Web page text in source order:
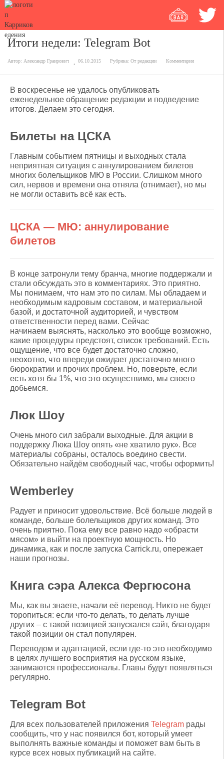
Итоги недели: Telegram Bot
Автор: Александр Граирович 06.10.2015 Рубрика: От редакции Комментарии
В воскресенье не удалось опубликовать
еженедельное обращение редакции и подведение
итогов. Делаем это сегодня.
Билеты на ЦСКА
Главным событием пятницы и выходных стала
неприятная ситуация с аннулированием билетов
многих болельщиков МЮ в России. Слишком много
сил, нервов и времени она отняла (отнимает), но мы
не могли оставить всё как есть.
ЦСКА — МЮ: аннулирование
билетов
В конце затронули тему бранча, многие поддержали и
стали обсуждать это в комментариях. Это приятно.
Мы понимаем, что нам это по силам. Мы обладаем и
необходимым кадровым составом, и материальной
базой, и достаточной аудиторией, и чувством
ответственности перед вами. Сейчас
начинаем выяснять, насколько это вообще возможно,
какие процедуры предстоят, список требований. Есть
ощущение, что все будет достаточно сложно,
неохотно, что впереди ожидает достаточно много
бюрократии и прочих проблем. Но, поверьте, если
есть хотя бы 1%, что это осуществимо, мы своего
добьемся.
Люк Шоу
Очень много сил забрали выходные. Для акции в
поддержку Люка Шоу опять «не хватило рук». Все
материалы собраны, осталось воедино свести.
Обязательно найдём свободный час, чтобы оформить!
Wemberley
Радует и приносит удовольствие. Всё больше людей в
команде, больше болельщиков других команд. Это
очень приятно. Пока ему все равно надо «обрасти
мясом» и выйти на проектную мощность. Но
динамика, как и после запуска Carrick.ru, опережает
наши прогнозы.
Книга сэра Алекса Фергюсона
Мы, как вы знаете, начали её перевод. Никто не будет
торопиться: если что-то делать, то делать лучше
других – с такой позицией запускался сайт, благодаря
такой позиции он стал популярен.
Переводом и адаптацией, если где-то это необходимо
в целях лучшего восприятия на русском языке,
занимаются профессионалы. Главы будут появляться
регулярно.
Telegram Bot
Для всех пользователей приложения Telegram рады
сообщить, что у нас появился бот, который умеет
выполнять важные команды и поможет вам быть в
курсе всех новых публикаций на сайте.